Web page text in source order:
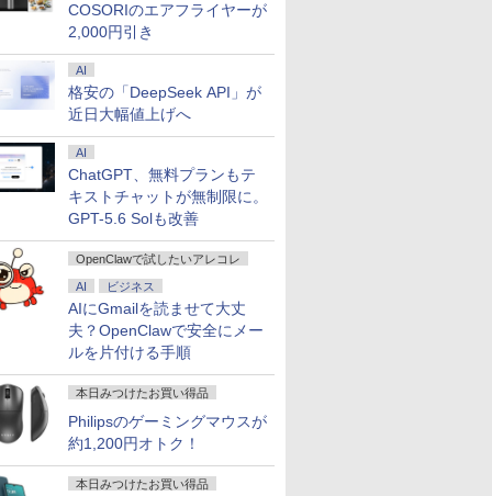
COSORIのエアフライヤーが
2,000円引き
AI
格安の「DeepSeek API」が
近日大幅値上げへ
AI
ChatGPT、無料プランもテ
キストチャットが無制限に。
GPT-5.6 Solも改善
OpenClawで試したいアレコレ
AI ビジネス
AIにGmailを読ませて大丈
夫？OpenClawで安全にメー
ルを片付ける手順
本日みつけたお買い得品
Philipsのゲーミングマウスが
約1,200円オトク！
本日みつけたお買い得品